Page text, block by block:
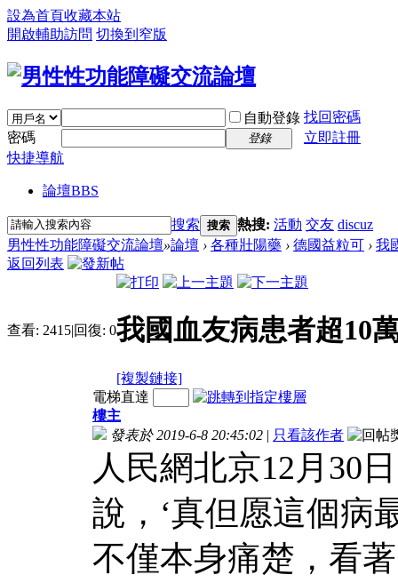
設為首頁收藏本站
開啟輔助訪問 切換到窄版
自動登錄 找回密碼
密碼
登錄
立即註冊
快捷導航
論壇BBS
搜索 搜索 熱搜: 活動 交友 discuz
男性性功能障礙交流論壇»論壇 › 各種壯陽藥 › 德國益粒可 › 我
返回列表
查看: 2415|回復: 0我國血友病患者超10
[複製鏈接]
電梯直達
樓主
發表於 2019-6-8 20:45:02 | 只看該作者
人民網北京12月30
說，‘真但愿這個病
不僅本身痛楚，看